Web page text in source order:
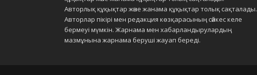
Авторлық құқықтар және жанама құқықтар толық сақталады.
Авторлар пікірі мен редакция көзқарасының сәйкес келе
бермеуі мүмкін. Жарнама мен хабарландырулардың
мазмұнына жарнама беруші жауап береді.